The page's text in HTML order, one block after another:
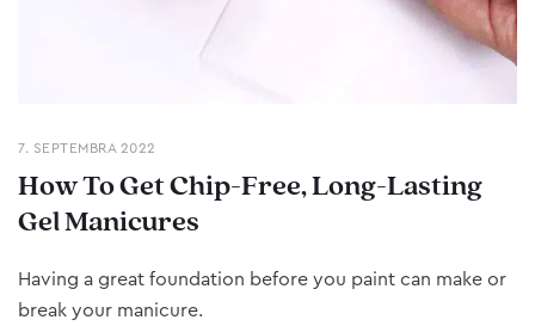
7. SEPTEMBRA 2022
How To Get Chip-Free, Long-Lasting
Gel Manicures
Having a great foundation before you paint can make or
break your manicure.